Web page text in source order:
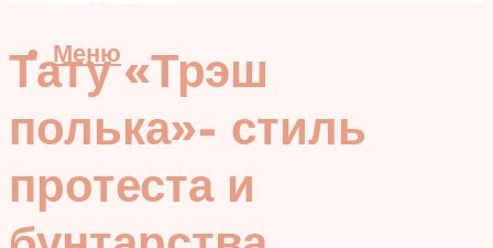
Меню
Тату «Трэш
полька»- стиль
протеста и